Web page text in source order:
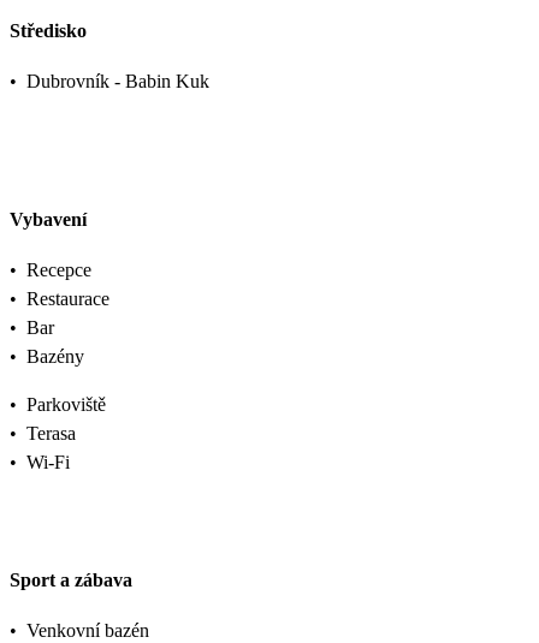
Středisko
• Dubrovník - Babin Kuk
Vybavení
• Recepce
• Restaurace
• Bar
• Bazény
• Parkoviště
• Terasa
• Wi-Fi
Sport a zábava
• Venkovní bazén